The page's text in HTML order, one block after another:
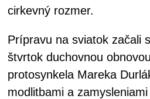
cirkevný rozmer.
Prípravu na sviatok začali
štvrtok duchovnou
protosynkela Mareka
modlitbami a